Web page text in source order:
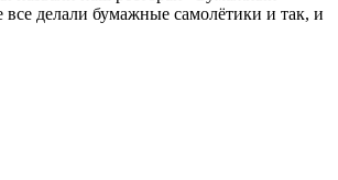
все делали бумажные самолётики и так, и